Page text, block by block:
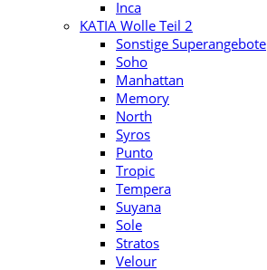
Inca
KATIA Wolle Teil 2
Sonstige Superangebote
Soho
Manhattan
Memory
North
Syros
Punto
Tropic
Tempera
Suyana
Sole
Stratos
Velour